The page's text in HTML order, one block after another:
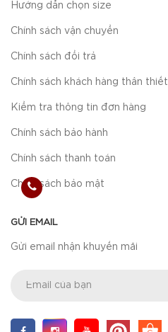
Hướng dẫn chọn size
Chính sách vận chuyển
Chính sách đổi trả
Chính sách khách hàng thân thiết
Kiểm tra thông tin đơn hàng
Chính sách bảo hành
Chính sách thanh toán
Chính sách bảo mật
GỬI EMAIL
Gửi email nhận khuyến mãi